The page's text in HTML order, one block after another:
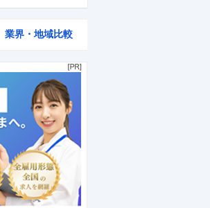
業界・地域比較